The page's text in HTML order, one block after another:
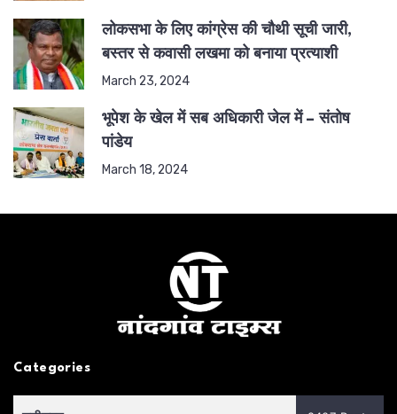
लोकसभा के लिए कांग्रेस की चौथी सूची जारी,
बस्तर से कवासी लखमा को बनाया प्रत्याशी
March 23, 2024
भूपेश के खेल में सब अधिकारी जेल में – संतोष
पांडेय
March 18, 2024
Categories